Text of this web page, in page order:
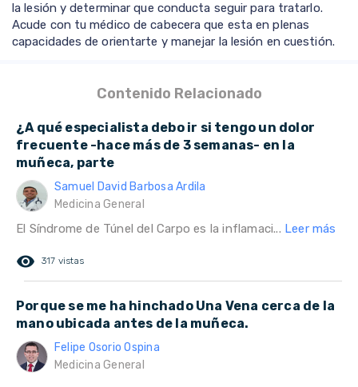
la lesión y determinar que conducta seguir para tratarlo.
Acude con tu médico de cabecera que esta en plenas
capacidades de orientarte y manejar la lesión en cuestión.
Contenido Relacionado
¿A qué especialista debo ir si tengo un dolor
frecuente -hace más de 3 semanas- en la
muñeca, parte
Samuel David Barbosa Ardila
Medicina General
El Síndrome de Túnel del Carpo es la inflamaci... Leer más
remove_red_eye 317 vistas
Porque se me ha hinchado Una Vena cerca de la
mano ubicada antes de la muñeca.
Felipe Osorio Ospina
Medicina General